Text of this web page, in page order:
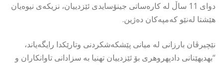
دوای 11 ساڵ لە کارەساتی جینۆسایدی ئێزدییان، نزیکەی نیوەیان
هێشتا لەنێو کەمپەکان دەژین.
نێچیرڤان بارزانی لە میانی پێشکەشکردنی وتارێکدا رایگەیاند،
“بهديهێنانى دادپهروهرى بۆ ئێزدييان تهنيا به سزادانى تاوانكاران و